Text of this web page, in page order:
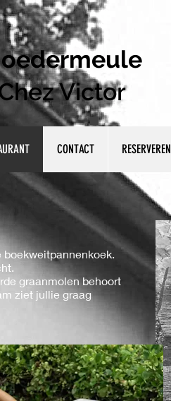
Victor
CONTACT RESERVEREN
boekweitpannenkoek.
graanmolen behoort
ziet jullie graag